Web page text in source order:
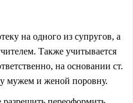
на одного из супругов, а
Также учитывается
на основании ст.
мужем и женой поровну.